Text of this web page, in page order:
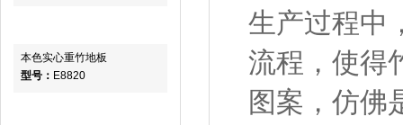
本色实心重竹地板
型号： E8820
生产过程中
流程，使得
图案，仿佛